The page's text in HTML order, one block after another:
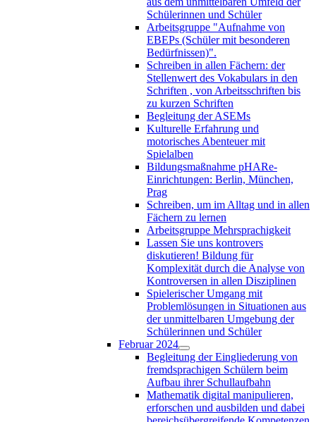
Schülerinnen und Schüler
Arbeitsgruppe "Aufnahme von
EBEPs (Schüler mit besonderen
Bedürfnissen)".
Schreiben in allen Fächern: der
Stellenwert des Vokabulars in den
Schriften , von Arbeitsschriften bis
zu kurzen Schriften
Begleitung der ASEMs
Kulturelle Erfahrung und
motorisches Abenteuer mit
Spielalben
Bildungsmaßnahme pHARe-
Einrichtungen: Berlin, München,
Prag
Schreiben, um im Alltag und in allen
Fächern zu lernen
Arbeitsgruppe Mehrsprachigkeit
Lassen Sie uns kontrovers
diskutieren! Bildung für
Komplexität durch die Analyse von
Kontroversen in allen Disziplinen
Spielerischer Umgang mit
Problemlösungen in Situationen aus
der unmittelbaren Umgebung der
Schülerinnen und Schüler
Februar 2024
Begleitung der Eingliederung von
fremdsprachigen Schülern beim
Aufbau ihrer Schullaufbahn
Mathematik digital manipulieren,
erforschen und ausbilden und dabei